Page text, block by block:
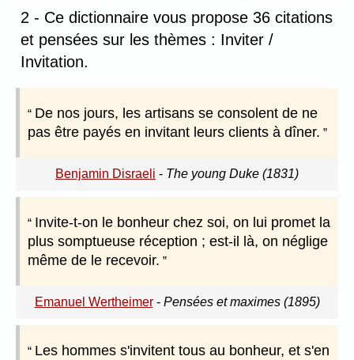
2 - Ce dictionnaire vous propose 36 citations
et pensées sur les thèmes : Inviter /
Invitation.
De nos jours, les artisans se consolent de ne
pas être payés en invitant leurs clients à dîner.
Benjamin Disraeli - The young Duke (1831)
Invite-t-on le bonheur chez soi, on lui promet la
plus somptueuse réception ; est-il là, on néglige
même de le recevoir.
Emanuel Wertheimer- Pensées et maximes (1895)
Les hommes s'invitent tous au bonheur, et s'en